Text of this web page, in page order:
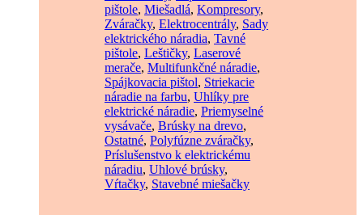
pištole, Miešadlá, Kompresory,
Zváračky, Elektrocentrály, Sady
elektrického náradia, Tavné
pištole, Leštičky, Laserové
merače, Multifunkčné náradie,
Spájkovacia pištol, Striekacie
náradie na farbu, Uhlíky pre
elektrické náradie, Priemyselné
vysávače, Brúsky na drevo,
Ostatné, Polyfúzne zváračky,
Príslušenstvo k elektrickému
náradiu, Uhlové brúsky,
Vŕtačky, Stavebné miešačky